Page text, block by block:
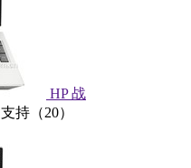
HP 战
支持 （20）